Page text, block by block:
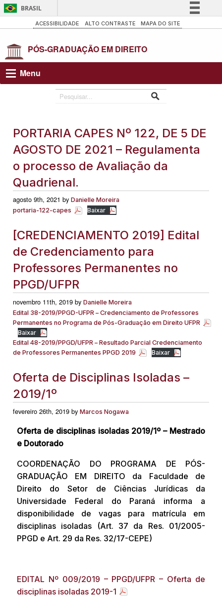
BRASIL
Simplifique!
Participe
Legislação
Canais
ACESSIBILIDADE ALTO CONTRASTE MAPA DO SITE
Menu
PORTARIA CAPES Nº 122, DE 5 DE
AGOSTO DE 2021 – Regulamenta
o processo de Avaliação da
Quadrienal.
agosto 9th, 2021 by Danielle Moreira
portaria-122-capes
Baixar
[CREDENCIAMENTO 2019] Edital
de Credenciamento para
Professores Permanentes no
PPGD/UFPR
novembro 11th, 2019 by Danielle Moreira
Edital 38-2019/PPGD-UFPR – Credenciamento de Professores
Permanentes no Programa de Pós-Graduação em Direito UFPR
Baixar
Edital 48-2019/PPGD/UFPR – Resultado Parcial Credenciamento
de Professores Permanentes PPGD 2019
Baixar
Oferta de Disciplinas Isoladas –
2019/1º
fevereiro 26th, 2019 by Marcos Nogawa
Oferta de disciplinas isoladas 2019/1º – Mestrado
e Doutorado
COORDENAÇÃO DO PROGRAMA DE PÓS-
GRADUAÇÃO EM DIREITO da Faculdade de
Direito do Setor de Ciências Jurídicas da
Universidade Federal do Paraná informa a
disponibilidade de vagas para matrícula em
disciplinas isoladas (Art. 37 da Res. 01/2005-
PPGD e Art. 29 da Res. 32/17-CEPE)
EDITAL Nº 009/2019 – PPGD/UFPR – Oferta de
disciplinas isoladas 2019-1